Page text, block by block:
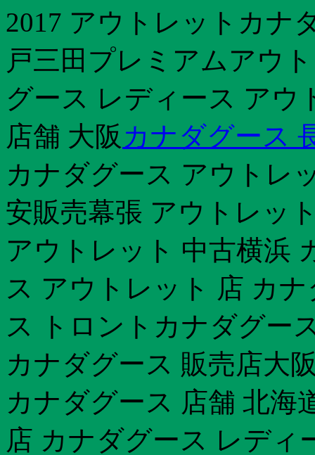
2017 アウトレットカナ
戸三田プレミアムアウ
グース レディース アウ
店舗 大阪 カナダグース
カナダグース アウトレ
安販売幕張 アウトレッ
アウトレット 中古横浜
ス アウトレット 店 カ
ス トロントカナダグー
カナダグース 販売店大
カナダグース 店舗 北海
店 カナダグース レデ